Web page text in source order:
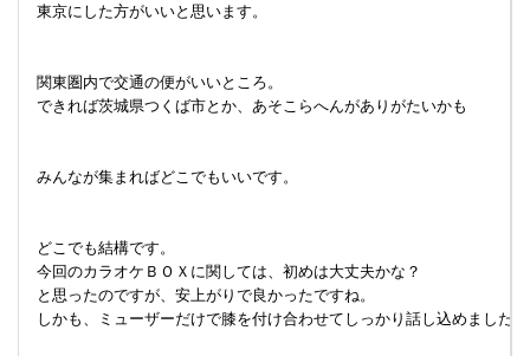
東京にした方がいいと思います。
関東圏内で交通の便がいいところ。
できれば茨城県つくば市とか、あそこらへんがありがたいかも
みんなが集まればどこでもいいです。
どこでも結構です。
今回のカラオケＢＯＸに関しては、初めは大丈夫かな？
と思ったのですが、安上がりで良かったですね。
しかも、ミューザーだけで膝を付け合わせてしっかり話し込めました